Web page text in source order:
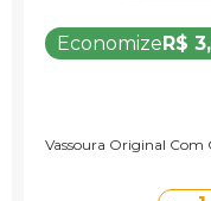
EconomizeR$
Vassoura Original Com